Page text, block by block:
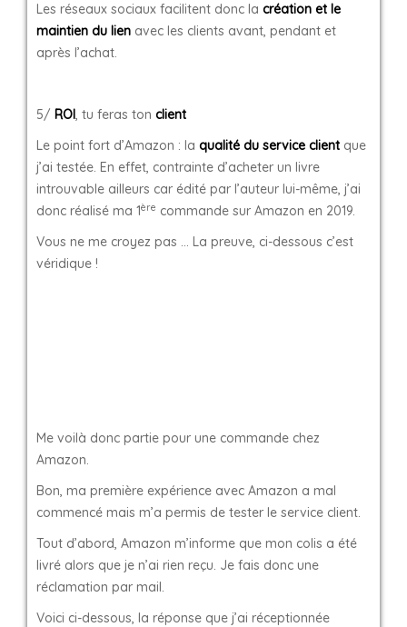
Les réseaux sociaux facilitent donc la création et le
maintien du lien avec les clients avant, pendant et
après l’achat.
5/ ROI, tu feras ton client
Le point fort d’Amazon : la qualité du service client que
j’ai testée. En effet, contrainte d’acheter un livre
introuvable ailleurs car édité par l’auteur lui-même, j’ai
donc réalisé ma 1ère commande sur Amazon en 2019.
Vous ne me croyez pas … La preuve, ci-dessous c’est
véridique !
Me voilà donc partie pour une commande chez
Amazon.
Bon, ma première expérience avec Amazon a mal
commencé mais m’a permis de tester le service client.
Tout d’abord, Amazon m’informe que mon colis a été
livré alors que je n’ai rien reçu. Je fais donc une
réclamation par mail.
Voici ci-dessous, la réponse que j’ai réceptionnée